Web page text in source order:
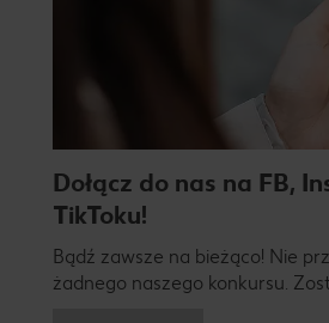
Dołącz do nas na FB,
TikToku!
Bądź zawsze na bieżąco! Nie
żadnego naszego konkursu.